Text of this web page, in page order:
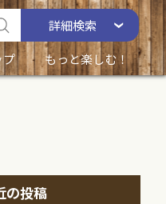
詳細検索
プ もっと楽しむ！
の投稿